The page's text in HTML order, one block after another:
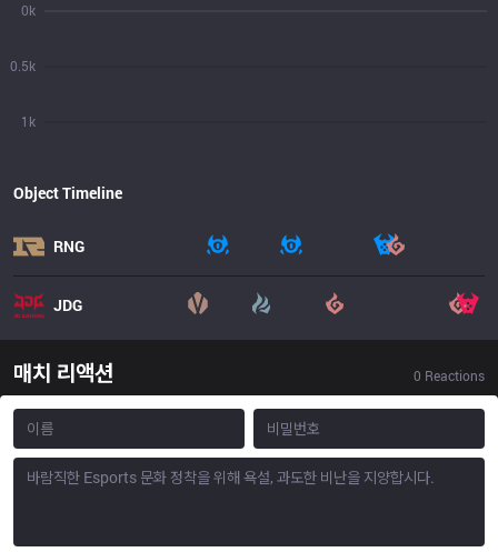
1k
0.5k
0k
Object Timeline
RNG
JDG
매치 리액션 0 Reactions